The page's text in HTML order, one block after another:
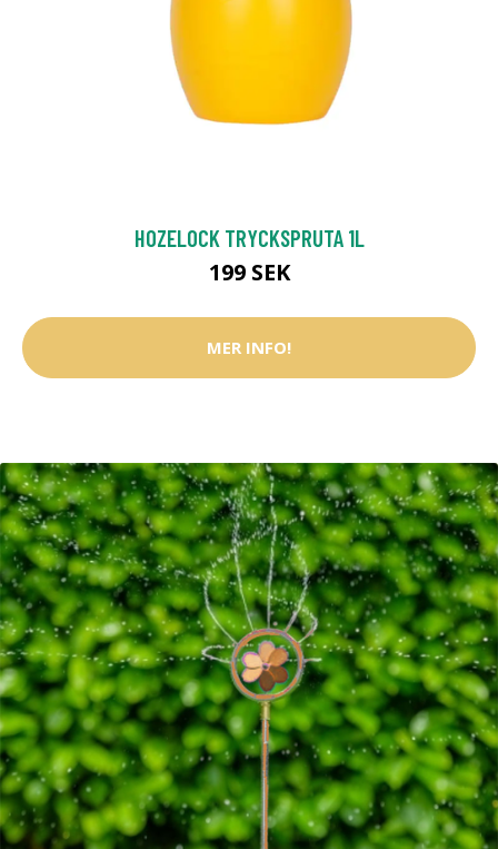
HOZELOCK TRYCKSPRUTA 1L
199 SEK
MER INFO!